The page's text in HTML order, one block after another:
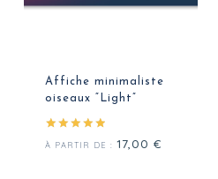
Affiche minimaliste
oiseaux “Light”
Note
5.00
À PARTIR DE : 17,00 €